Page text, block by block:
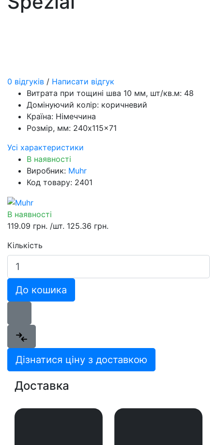
0 відгуків / Написати відгук
Витрата при тощині шва 10 мм, шт/кв.м: 48
Домінуючий колір: коричневий
Країна: Німеччина
Розмір, мм: 240x115x71
Усі характеристики
В наявності
Виробник: Muhr
Код товару: 2401
В наявності
119.09 грн. /шт. 125.36 грн.
Кількість
До кошика
Дізнатися ціну з доставкою
Доставка